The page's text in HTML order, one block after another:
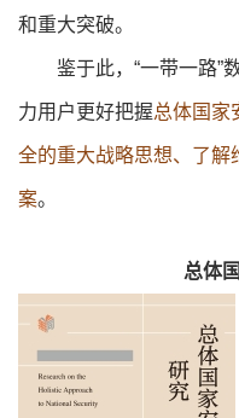
和重大突破。
鉴于此，“一带一路”
力用户更好把握总体国家
全的重大战略思想、了解
案。
总体